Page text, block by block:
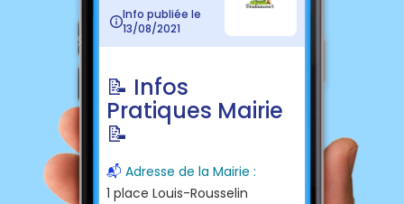
Info publiée le
13/08/2021
📝 Infos
Pratiques Mairie
📝
📬 Adresse de la Mairie :
1 place Louis-Rousselin